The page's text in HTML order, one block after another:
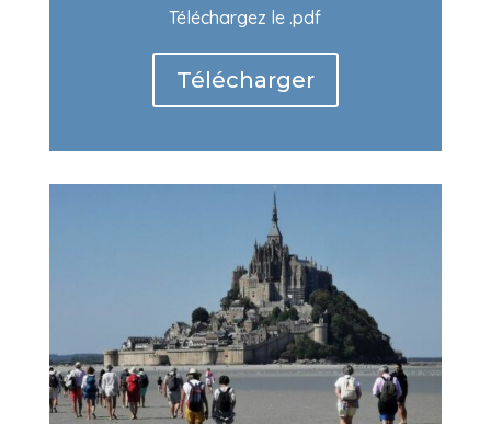
Téléchargez le .pdf
Télécharger